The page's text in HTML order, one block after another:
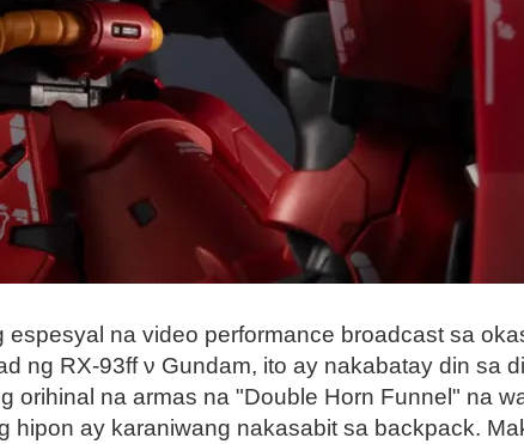
na video performance broadcast sa
ng RX-93ff ν Gundam, ito ay nakabatay din sa
na armas na "Double Horn Funnel" na
ay karaniwang nakasabit sa backpack.